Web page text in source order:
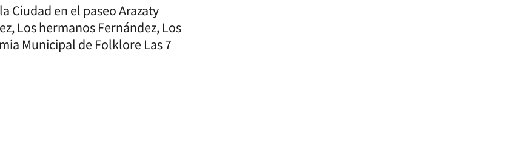
Ciudad en el paseo Arazaty
Los hermanos Fernández, Los
Municipal de Folklore Las 7